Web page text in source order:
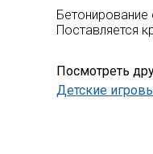
Бетонирование
Поставляется
Посмотреть
Детские